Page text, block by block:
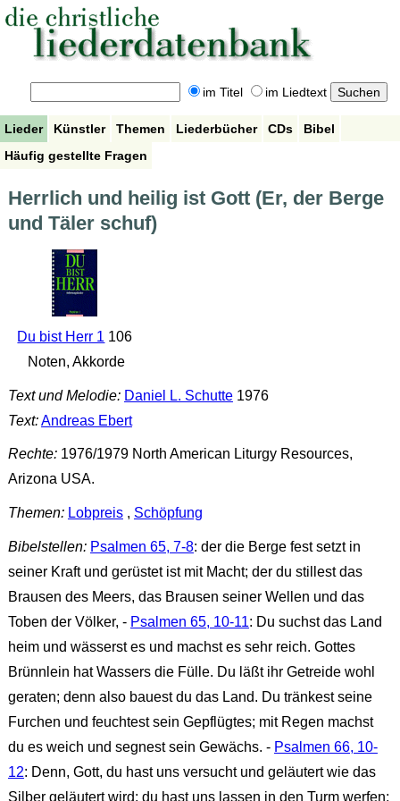
im Titel im Liedtext
Lieder Künstler Themen Liederbücher CDs
Bibel
Häufig gestellte Fragen
Herrlich und heilig ist Gott (Er, der Berge
und Täler schuf)
Du bist Herr 1 106
Noten, Akkorde
Text und Melodie: Daniel L. Schutte1976
Text:Andreas Ebert
Rechte:1976/1979 North American Liturgy Resources,
Arizona USA.
Themen: Lobpreis, Schöpfung
Bibelstellen: Psalmen 65, 7-8: der die Berge fest setzt in
seiner Kraft und gerüstet ist mit Macht; der du stillest das
Brausen des Meers, das Brausen seiner Wellen und das
Toben der Völker, - Psalmen 65, 10-11: Du suchst das Land
heim und wässerst es und machst es sehr reich. Gottes
Brünnlein hat Wassers die Fülle. Du läßt ihr Getreide wohl
geraten; denn also bauest du das Land. Du tränkest seine
Furchen und feuchtest sein Gepflügtes; mit Regen machst
du es weich und segnest sein Gewächs. - Psalmen 66, 10-
12: Denn, Gott, du hast uns versucht und geläutert wie das
Silber geläutert wird; du hast uns lassen in den Turm werfen;